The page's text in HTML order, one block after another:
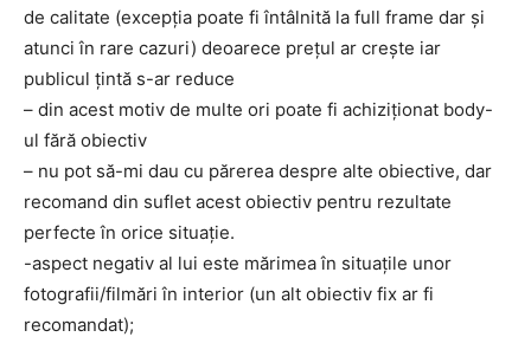
de calitate (excepția poate fi întâlnită la full frame dar și
atunci în rare cazuri) deoarece prețul ar crește iar
publicul țintă s-ar reduce
– din acest motiv de multe ori poate fi achiziționat body-
ul fără obiectiv
– nu pot să-mi dau cu părerea despre alte obiective, dar
recomand din suflet acest obiectiv pentru rezultate
perfecte în orice situație.
-aspect negativ al lui este mărimea în situațile unor
fotografii/filmări în interior (un alt obiectiv fix ar fi
recomandat);